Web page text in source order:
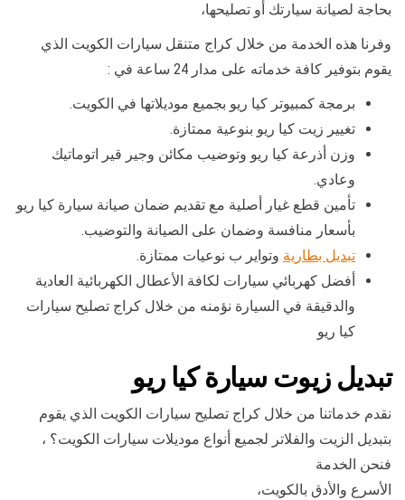
بحاجة لصيانة سيارتك أو تصليحها،
وفرنا هذه الخدمة من خلال كراج متنقل سيارات الكويت الذي
يقوم بتوفير كافة خدماته على مدار 24 ساعة في :
برمجة كمبيوتر كيا ريو بجميع موديلاتها في الكويت.
تغيير زيت كيا ريو بنوعية ممتازة.
وزن أذرعة كيا ريو وتوضيب مكائن وجير قير اتوماتيك
وعادي.
تأمين قطع غيار أصلية مع تقديم ضمان صيانة سيارة كيا ريو
بأسعار منافسة وضمان على الصيانة والتوضيب.
تبديل بطارية وتواير ب نوعيات ممتازة.
أفضل كهربائي سيارات لكافة الأعطال الكهربائية العادية
والدقيقة في السيارة نؤمنه من خلال كراج تصليح سيارات
كيا ريو
تبديل زيوت سيارة كيا ريو
نقدم خدماتنا من خلال كراج تصليح سيارات الكويت الذي يقوم
بتبديل الزيت والفلاتر لجميع أنواع موديلات سيارات الكويت؟ ،
فنحن الخدمة
الأسرع والأدق بالكويت،